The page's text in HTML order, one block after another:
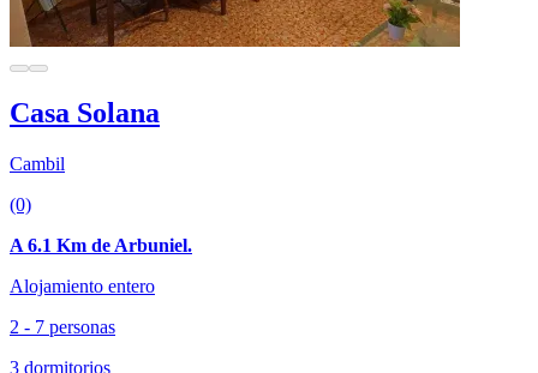
Casa Solana
Cambil
(0)
A 6.1 Km de Arbuniel.
Alojamiento entero
2 - 7 personas
3 dormitorios